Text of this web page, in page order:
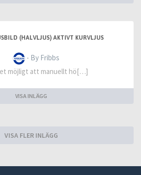
(HALVLJUS) AKTIVT KURVLJUS
- By Fribbs
möjligt att manuellt hö[…]
VISA INLÄGG
VISA FLER INLÄGG